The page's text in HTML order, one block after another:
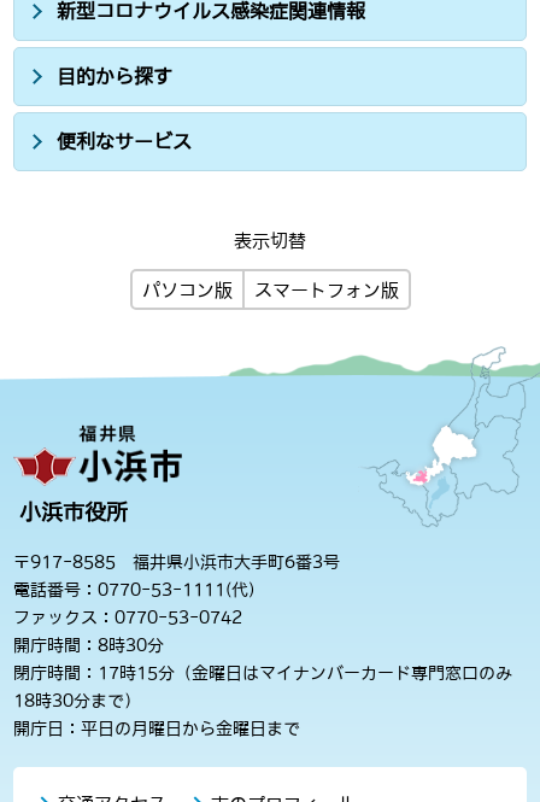
新型コロナウイルス感染症関連情報
目的から探す
便利なサービス
表示切替
パソコン版 スマートフォン版
小浜市役所
〒917-8585 福井県小浜市大手町6番3号
電話番号：0770-53-1111(代)
ファックス：0770-53-0742
開庁時間：8時30分
閉庁時間：17時15分（金曜日はマイナンバーカード専門窓口のみ
18時30分まで）
開庁日：平日の月曜日から金曜日まで